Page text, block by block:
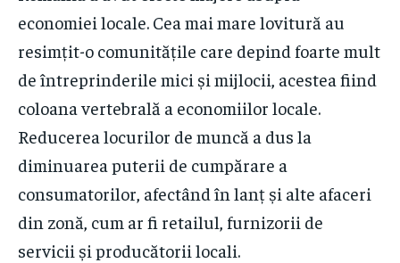
economiei locale. Cea mai mare lovitură au
resimțit-o comunitățile care depind foarte mult
de întreprinderile mici și mijlocii, acestea fiind
coloana vertebrală a economiilor locale.
Reducerea locurilor de muncă a dus la
diminuarea puterii de cumpărare a
consumatorilor, afectând în lanț și alte afaceri
din zonă, cum ar fi retailul, furnizorii de
servicii și producătorii locali.